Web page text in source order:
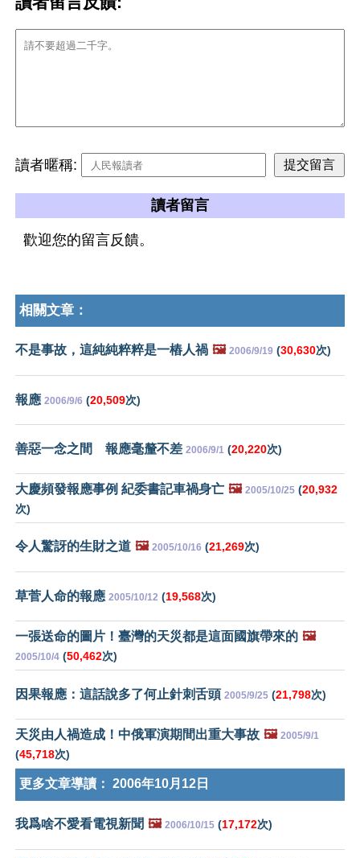
讀者暱稱:
讀者留言
歡迎您的留言反饋。
相關文章：
不是事故，這純純粹粹是一樁人禍 🖼️ 2006/9/19 (30,630次)
報應 2006/9/6 (20,509次)
善惡一念之間 報應毫釐不差 2006/9/1 (20,220次)
大慶頻發報應事例 紀委書記車禍身亡 🖼️ 2005/10/25 (20,932
次)
令人驚訝的生財之道 🖼️ 2005/10/16 (21,269次)
草菅人命的報應 2005/10/12 (19,568次)
一張送命的圖片！臺灣的天災都是這面國旗帶來的 🖼️
2005/10/4 (50,462次)
因果報應：這話說多了何止針刺舌頭 2005/9/25 (21,798次)
天災由人禍造成！中俄軍演期間出重大事故 🖼️ 2005/9/1
(45,718次)
更多文章導讀： 2006年10月12日
我爲啥不愛看電視新聞 🖼️ 2006/10/15 (17,172次)